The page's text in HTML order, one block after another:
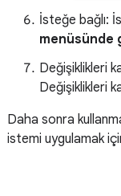
İsteğe bağlı:
menüsünde
Değişiklikleri
Değişiklikleri
Daha sonra
istemi uygulamak